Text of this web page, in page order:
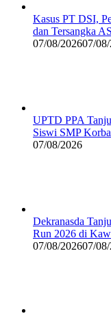
Kasus PT DSI,
dan Tersangka
07/08/202607/
UPTD PPA
Siswi SMP
07/08/2026
Dekranasda
Run 2026 di
07/08/202607/